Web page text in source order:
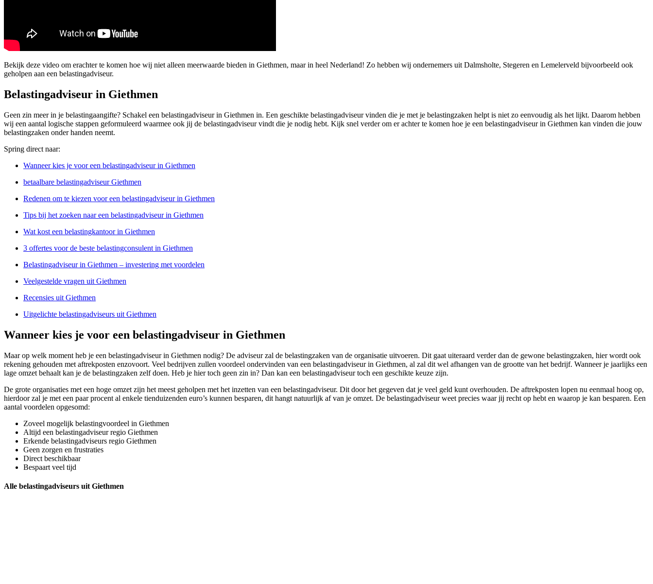
Bekijk deze video om erachter te komen hoe wij niet alleen meerwaarde bieden in Giethmen, maar in heel Nederland! Zo hebben wij ondernemers uit Dalmsholte, Stegeren en Lemelerveld bijvoorbeeld ook
geholpen aan een belastingadviseur.
Belastingadviseur in Giethmen
Geen zin meer in je belastingaangifte? Schakel een belastingadviseur in Giethmen in. Een geschikte belastingadviseur vinden die je met je belastingzaken helpt is niet zo eenvoudig als het lijkt. Daarom hebben
wij een aantal logische stappen geformuleerd waarmee ook jij de belastingadviseur vindt die je nodig hebt. Kijk snel verder om er achter te komen hoe je een belastingadviseur in Giethmen kan vinden die jouw
belastingzaken onder handen neemt.
Spring direct naar:
Wanneer kies je voor een belastingadviseur in Giethmen
betaalbare belastingadviseur Giethmen
Redenen om te kiezen voor een belastingadviseur in Giethmen
Tips bij het zoeken naar een belastingadviseur in Giethmen
Wat kost een belastingkantoor in Giethmen
3 offertes voor de beste belastingconsulent in Giethmen
Belastingadviseur in Giethmen – investering met voordelen
Veelgestelde vragen uit Giethmen
Recensies uit Giethmen
Uitgelichte belastingadviseurs uit Giethmen
Wanneer kies je voor een belastingadviseur in Giethmen
Maar op welk moment heb je een belastingadviseur in Giethmen nodig? De adviseur zal de belastingzaken van de organisatie uitvoeren. Dit gaat uiteraard verder dan de gewone belastingzaken, hier wordt ook
rekening gehouden met aftrekposten enzovoort. Veel bedrijven zullen voordeel ondervinden van een belastingadviseur in Giethmen, al zal dit wel afhangen van de grootte van het bedrijf. Wanneer je jaarlijks een
lage omzet behaalt kan je de belastingzaken zelf doen. Heb je hier toch geen zin in? Dan kan een belastingadviseur toch een geschikte keuze zijn.
De grote organisaties met een hoge omzet zijn het meest geholpen met het inzetten van een belastingadviseur. Dit door het gegeven dat je veel geld kunt overhouden. De aftrekposten lopen nu eenmaal hoog op,
hierdoor zal je met een paar procent al enkele tienduizenden euro’s kunnen besparen, dit hangt natuurlijk af van je omzet. De belastingadviseur weet precies waar jij recht op hebt en waarop je kan besparen. Een
aantal voordelen opgesomd:
Zoveel mogelijk belastingvoordeel in Giethmen
Altijd een belastingadviseur regio Giethmen
Erkende belastingadviseurs regio Giethmen
Geen zorgen en frustraties
Direct beschikbaar
Bespaart veel tijd
Alle belastingadviseurs uit Giethmen